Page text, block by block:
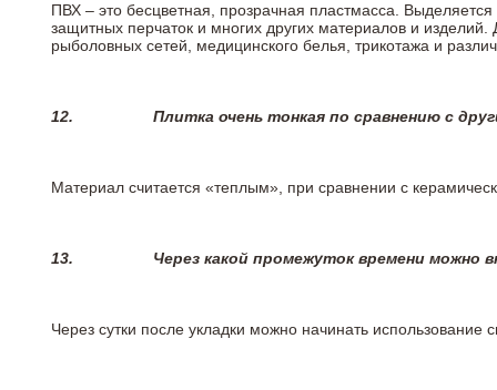
ПВХ – это бесцветная, прозрачная пластмасса.
защитных перчаток и многих других материалов и
рыболовных сетей, медицинского белья, трикотажа и
12. Плитка очень тонкая по сравнению с
Материал считается «теплым», при сравнении с
13. Через какой промежуток времени можно
Через сутки после укладки можно начинать